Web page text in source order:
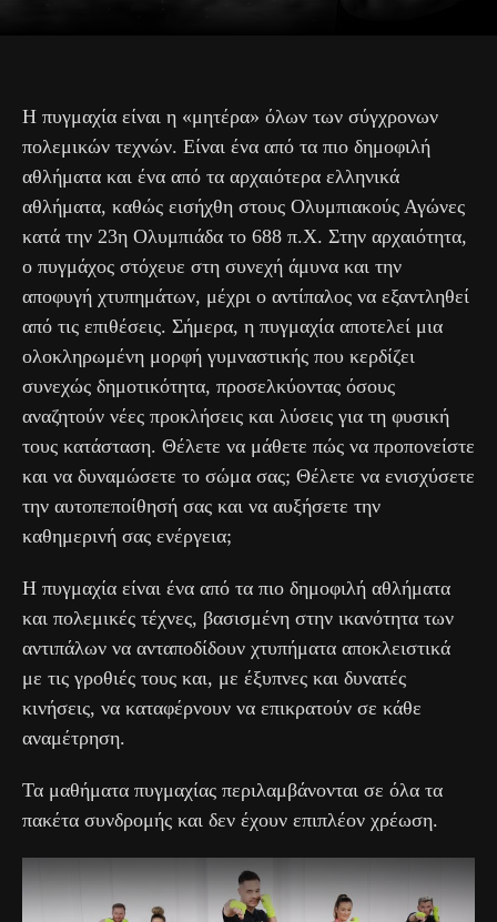
Η πυγμαχία είναι η «μητέρα» όλων των σύγχρονων
πολεμικών τεχνών. Είναι ένα από τα πιο δημοφιλή
αθλήματα και ένα από τα αρχαιότερα ελληνικά
αθλήματα, καθώς εισήχθη στους Ολυμπιακούς Αγώνες
κατά την 23η Ολυμπιάδα το 688 π.Χ. Στην αρχαιότητα,
ο πυγμάχος στόχευε στη συνεχή άμυνα και την
αποφυγή χτυπημάτων, μέχρι ο αντίπαλος να εξαντληθεί
από τις επιθέσεις. Σήμερα, η πυγμαχία αποτελεί μια
ολοκληρωμένη μορφή γυμναστικής που κερδίζει
συνεχώς δημοτικότητα, προσελκύοντας όσους
αναζητούν νέες προκλήσεις και λύσεις για τη φυσική
τους κατάσταση. Θέλετε να μάθετε πώς να προπονείστε
και να δυναμώσετε το σώμα σας; Θέλετε να ενισχύσετε
την αυτοπεποίθησή σας και να αυξήσετε την
καθημερινή σας ενέργεια;
Η πυγμαχία είναι ένα από τα πιο δημοφιλή αθλήματα
και πολεμικές τέχνες, βασισμένη στην ικανότητα των
αντιπάλων να ανταποδίδουν χτυπήματα αποκλειστικά
με τις γροθιές τους και, με έξυπνες και δυνατές
κινήσεις, να καταφέρνουν να επικρατούν σε κάθε
αναμέτρηση.
Τα μαθήματα πυγμαχίας περιλαμβάνονται σε όλα τα
πακέτα συνδρομής και δεν έχουν επιπλέον χρέωση.